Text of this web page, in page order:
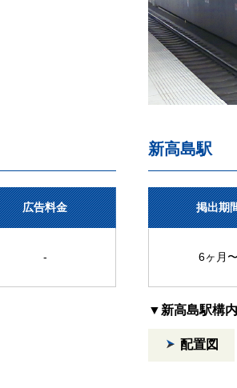
広告料金
-
新高島駅
掲出期
6ヶ月〜
▼新高島駅構
配置図